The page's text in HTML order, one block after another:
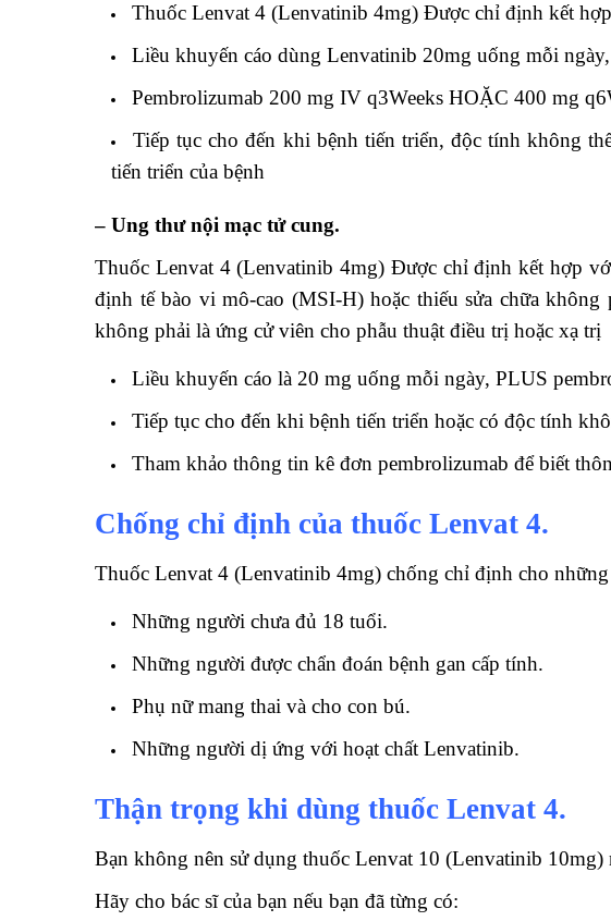
Thuốc Lenvat 4 (Lenvatinib 4mg) Được chỉ định kết
Liều khuyến cáo dùng Lenvatinib 20mg uống mỗi
Pembrolizumab 200 mg IV q3Weeks HOẶC 400 mg
Tiếp tục cho đến khi bệnh tiến triển, độc tính không
tiến triển của bệnh
– Ung thư nội mạc tử cung.
Thuốc Lenvat 4 (Lenvatinib 4mg) Được chỉ định kết hợp
định tế bào vi mô-cao (MSI-H) hoặc thiếu sửa chữa
không phải là ứng cử viên cho phẫu thuật điều trị hoặc xạ trị
Liều khuyến cáo là 20 mg uống mỗi ngày, PLUS
Tiếp tục cho đến khi bệnh tiến triển hoặc có độc tính
Tham khảo thông tin kê đơn pembrolizumab để biết
Chống chỉ định của thuốc Lenvat 4.
Thuốc Lenvat 4 (Lenvatinib 4mg) chống chỉ định cho
Những người chưa đủ 18 tuổi.
Những người được chẩn đoán bệnh gan cấp tính.
Phụ nữ mang thai và cho con bú.
Những người dị ứng với hoạt chất Lenvatinib.
Thận trọng khi dùng thuốc Lenvat 4.
Bạn không nên sử dụng thuốc Lenvat 10 (Lenvatinib
Hãy cho bác sĩ của bạn nếu bạn đã từng có: